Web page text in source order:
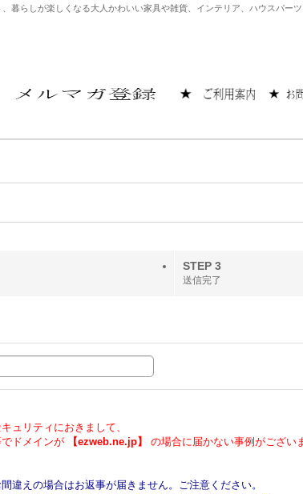
暮らしが楽しくなる大人かわいい家具や雑貨、インテリア、ハウスパー
STEP 3
送信完了
ュリティにおきまして、
ドメインが
【ezweb.ne.jp】 の場合に届かない事例がござい
違えの場合はお返事が届きません。ご注意ください。